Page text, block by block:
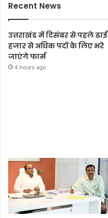
Recent News
उत्तराखंड में दिसंबर से पहले ढाई
हजार से अधिक पदों के लिए भरे
जाएंगे फार्म
4 hours ago